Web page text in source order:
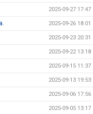
2025-09-27 17:47
2025-09-26 18:01
2025-09-23 20:31
2025-09-22 13:18
2025-09-15 11:37
2025-09-13 19:53
2025-09-06 17:56
2025-09-05 13:17